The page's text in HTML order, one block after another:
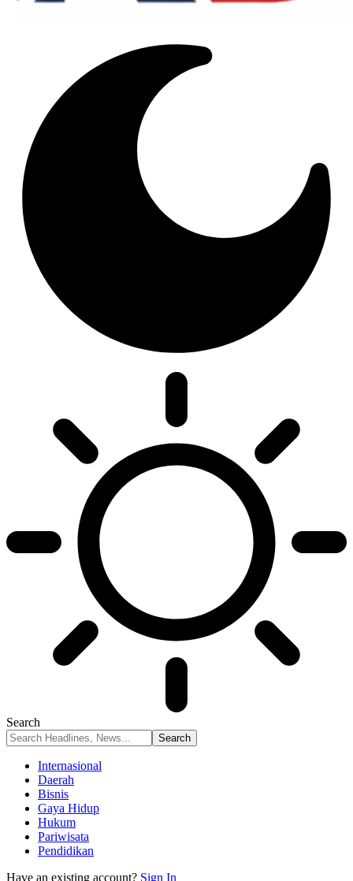
Search
Internasional
Daerah
Bisnis
Gaya Hidup
Hukum
Pariwisata
Pendidikan
Have an existing account? Sign In